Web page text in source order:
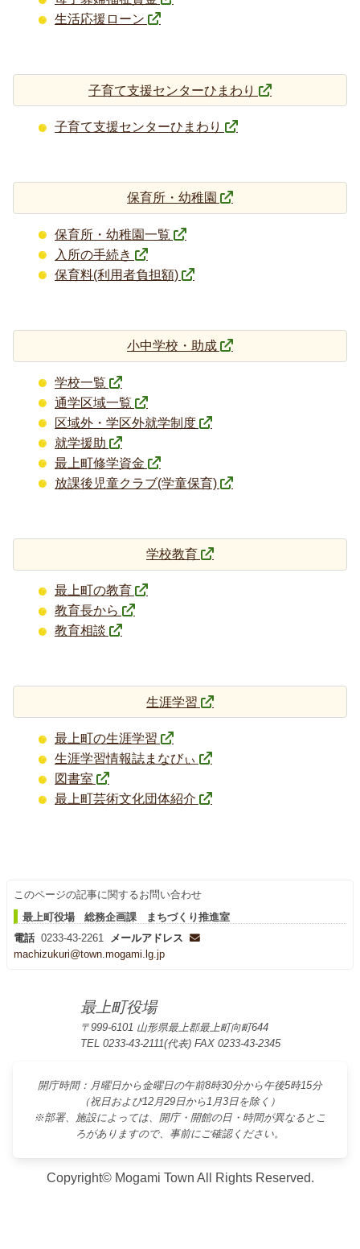
生活応援ローン
子育て支援センターひまわり
子育て支援センターひまわり
保育所・幼稚園
保育所・幼稚園一覧
入所の手続き
保育料(利用者負担額)
小中学校・助成
学校一覧
通学区域一覧
区域外・学区外就学制度
就学援助
最上町修学資金
放課後児童クラブ(学童保育)
学校教育
最上町の教育
教育長から
教育相談
生涯学習
最上町の生涯学習
生涯学習情報誌まなびぃ
図書室
最上町芸術文化団体紹介
このページの記事に関するお問い合わせ
最上町役場 総務企画課 まちづくり推進室
電話 0233-43-2261 メールアドレス
machizukuri@town.mogami.lg.jp
最上町役場
〒999-6101 山形県最上郡最上町向町644
TEL 0233-43-2111(代表) FAX 0233-43-2345
開庁時間：月曜日から金曜日の午前8時30分から午後5時15分
（祝日および12月29日から1月3日を除く）
※部署、施設によっては、開庁・開館の日・時間が異なるとこ
ろがありますので、事前にご確認ください。
Copyright© Mogami Town All Rights Reserved.